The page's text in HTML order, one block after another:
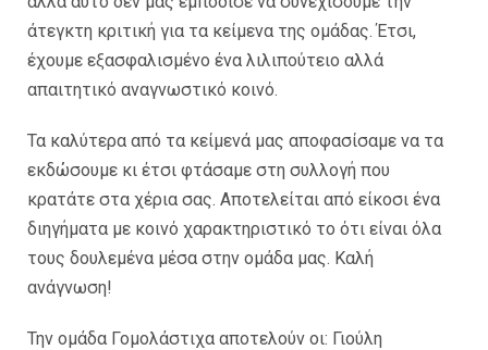
άτεγκτη κριτική για τα κείµενα της οµάδας. Έτσι,
έχουµε εξασφαλισµένο ένα λιλιπούτειο αλλά
απαιτητικό αναγνωστικό κοινό.
Τα καλύτερα από τα κείµενά µας αποφασίσαµε να τα
εκδώσουµε κι έτσι φτάσαµε στη συλλογή που
κρατάτε στα χέρια σας. Αποτελείται από είκοσι ένα
διηγήµατα µε κοινό χαρακτηριστικό το ότι είναι όλα
τους δουλεµένα μέσα στην οµάδα µας. Καλή
ανάγνωση!
Την ομάδα Γομολάστιχα αποτελούν οι: Γιούλη